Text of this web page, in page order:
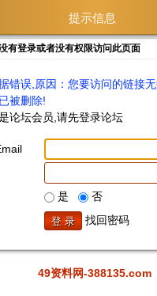
提示信息
有登录或者没有权限访问此页面
错误,原因：您要访问的链接
被删除!
论坛会员,请先登录论坛
是
否
找回密码
49资料网-388135.com